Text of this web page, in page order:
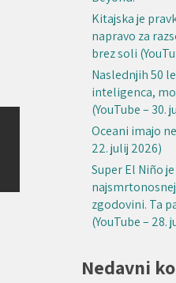
Kitajska je
napravo za
brez soli
Naslednjih 50
inteligenca,
(YouTube – 30.
Oceani imajo
22. julij 2026)
Super El Niño
zgodovini. Ta
(YouTube – 28.
Nedavni